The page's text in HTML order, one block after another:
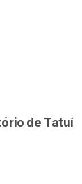
de Tatuí